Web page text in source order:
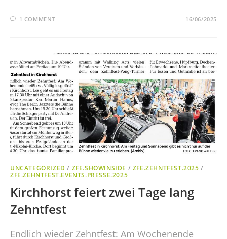
1 COMMENT 16/06/2025
UNCATEGORIZED / ZFE.SHOWINSIDE / ZFE.ZEHNTFEST.2025 /
ZFE.ZEHNTFEST.EVENTS.PRESSE.2025
Kirchhorst feiert zwei Tage lang
Zehntfest
Endlich wieder Zehntfest: Am Wochenende